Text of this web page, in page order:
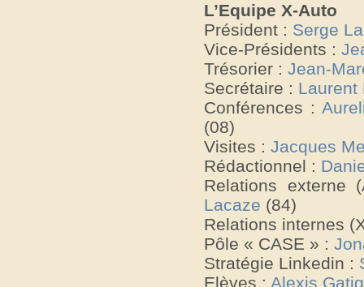
L’Equipe X-Auto
Président : Serge
Vice-Présidents :
Trésorier : Jean-
Secrétaire : Laurent
Conférences :
(08)
Visites : Jacques
Rédactionnel :
Relations externe
Lacaze (84)
Relations internes
Pôle « CASE » :
Stratégie Linkedin :
Elèves : Alexis